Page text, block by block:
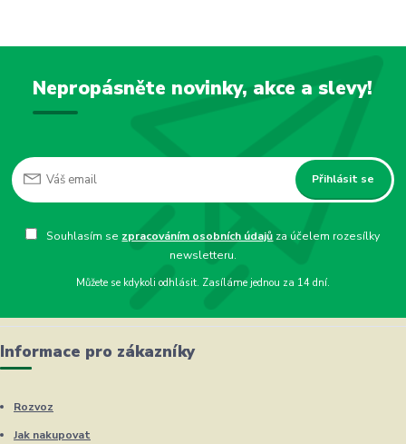
Nepropásněte novinky, akce a slevy!
Přihlásit se
Souhlasím se zpracováním osobních údajů za účelem rozesílky
newsletteru.
Můžete se kdykoli odhlásit. Zasíláme jednou za 14 dní.
Informace pro zákazníky
Rozvoz
Jak nakupovat